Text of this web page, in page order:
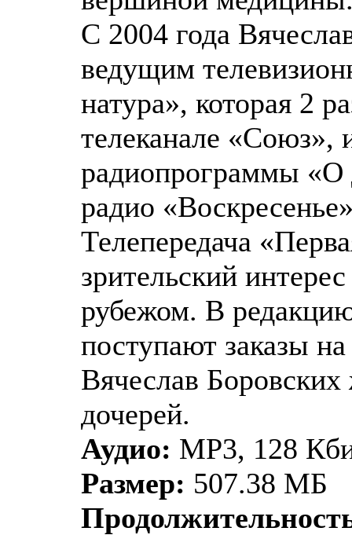
С 2004 года
ведущим
натура», которая 2
телеканале «Союз»,
радиопрограммы «О
радио
Телепередача
зрительский
рубежом. В
поступают заказы
Вячеслав
дочерей.
Аудио: MP3, 128
Размер: 507.38 МБ